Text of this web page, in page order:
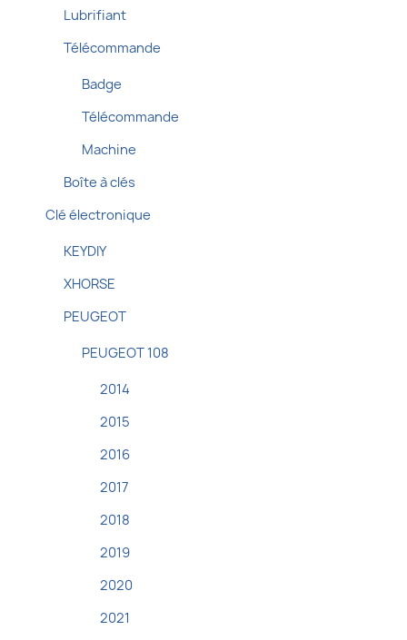
Lubrifiant
Télécommande
Badge
Télécommande
Machine
Boîte à clés
Clé électronique
KEYDIY
XHORSE
PEUGEOT
PEUGEOT 108
2014
2015
2016
2017
2018
2019
2020
2021